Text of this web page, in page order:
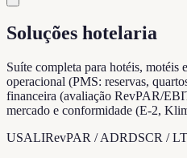
Soluções hotelaria
Suíte completa para hotéis,
operacional (PMS: reservas,
financeira (avaliação RevPAR/
mercado e conformidade (E-2,
USALIRevPAR / ADRDSCR /